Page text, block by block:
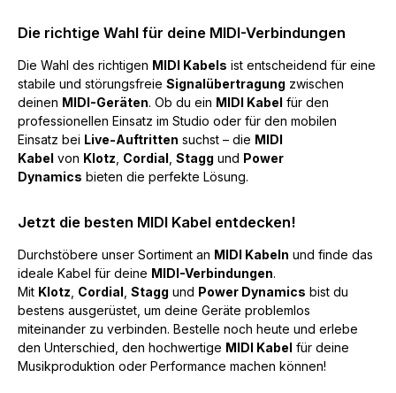
Die richtige Wahl für deine MIDI-Verbindungen
Die Wahl des richtigen MIDI Kabels ist entscheidend für eine
stabile und störungsfreie Signalübertragung zwischen
deinen MIDI-Geräten. Ob du ein MIDI Kabel für den
professionellen Einsatz im Studio oder für den mobilen
Einsatz bei Live-Auftritten suchst – die MIDI
Kabel von Klotz Cordial Stagg und Power
Dynamics bieten die perfekte Lösung.
Jetzt die besten MIDI Kabel entdecken!
Durchstöbere unser Sortiment an MIDI Kabeln und finde das
ideale Kabel für deine MIDI-Verbindungen.
Mit Klotz Cordial Stagg und Power Dynamics bist du
bestens ausgerüstet, um deine Geräte problemlos
miteinander zu verbinden. Bestelle noch heute und erlebe
den Unterschied, den hochwertige MIDI Kabel für deine
Musikproduktion oder Performance machen können!